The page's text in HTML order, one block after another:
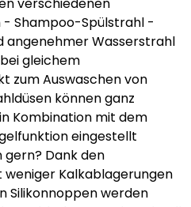
Shampoo-Spülstrahl -
angenehmer Wasserstrahl
gleichem
zum Auswaschen von
können ganz
Kombination mit dem
eingestellt
Dank den
Kalkablagerungen
Silikonnoppen werden